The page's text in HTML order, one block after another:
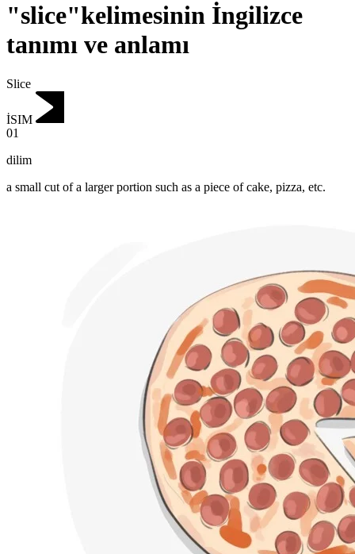
"slice"kelimesinin İngilizce
tanımı ve anlamı
Slice
İSIM
01
dilim
a small cut of a larger portion such as a piece of cake, pizza, etc.